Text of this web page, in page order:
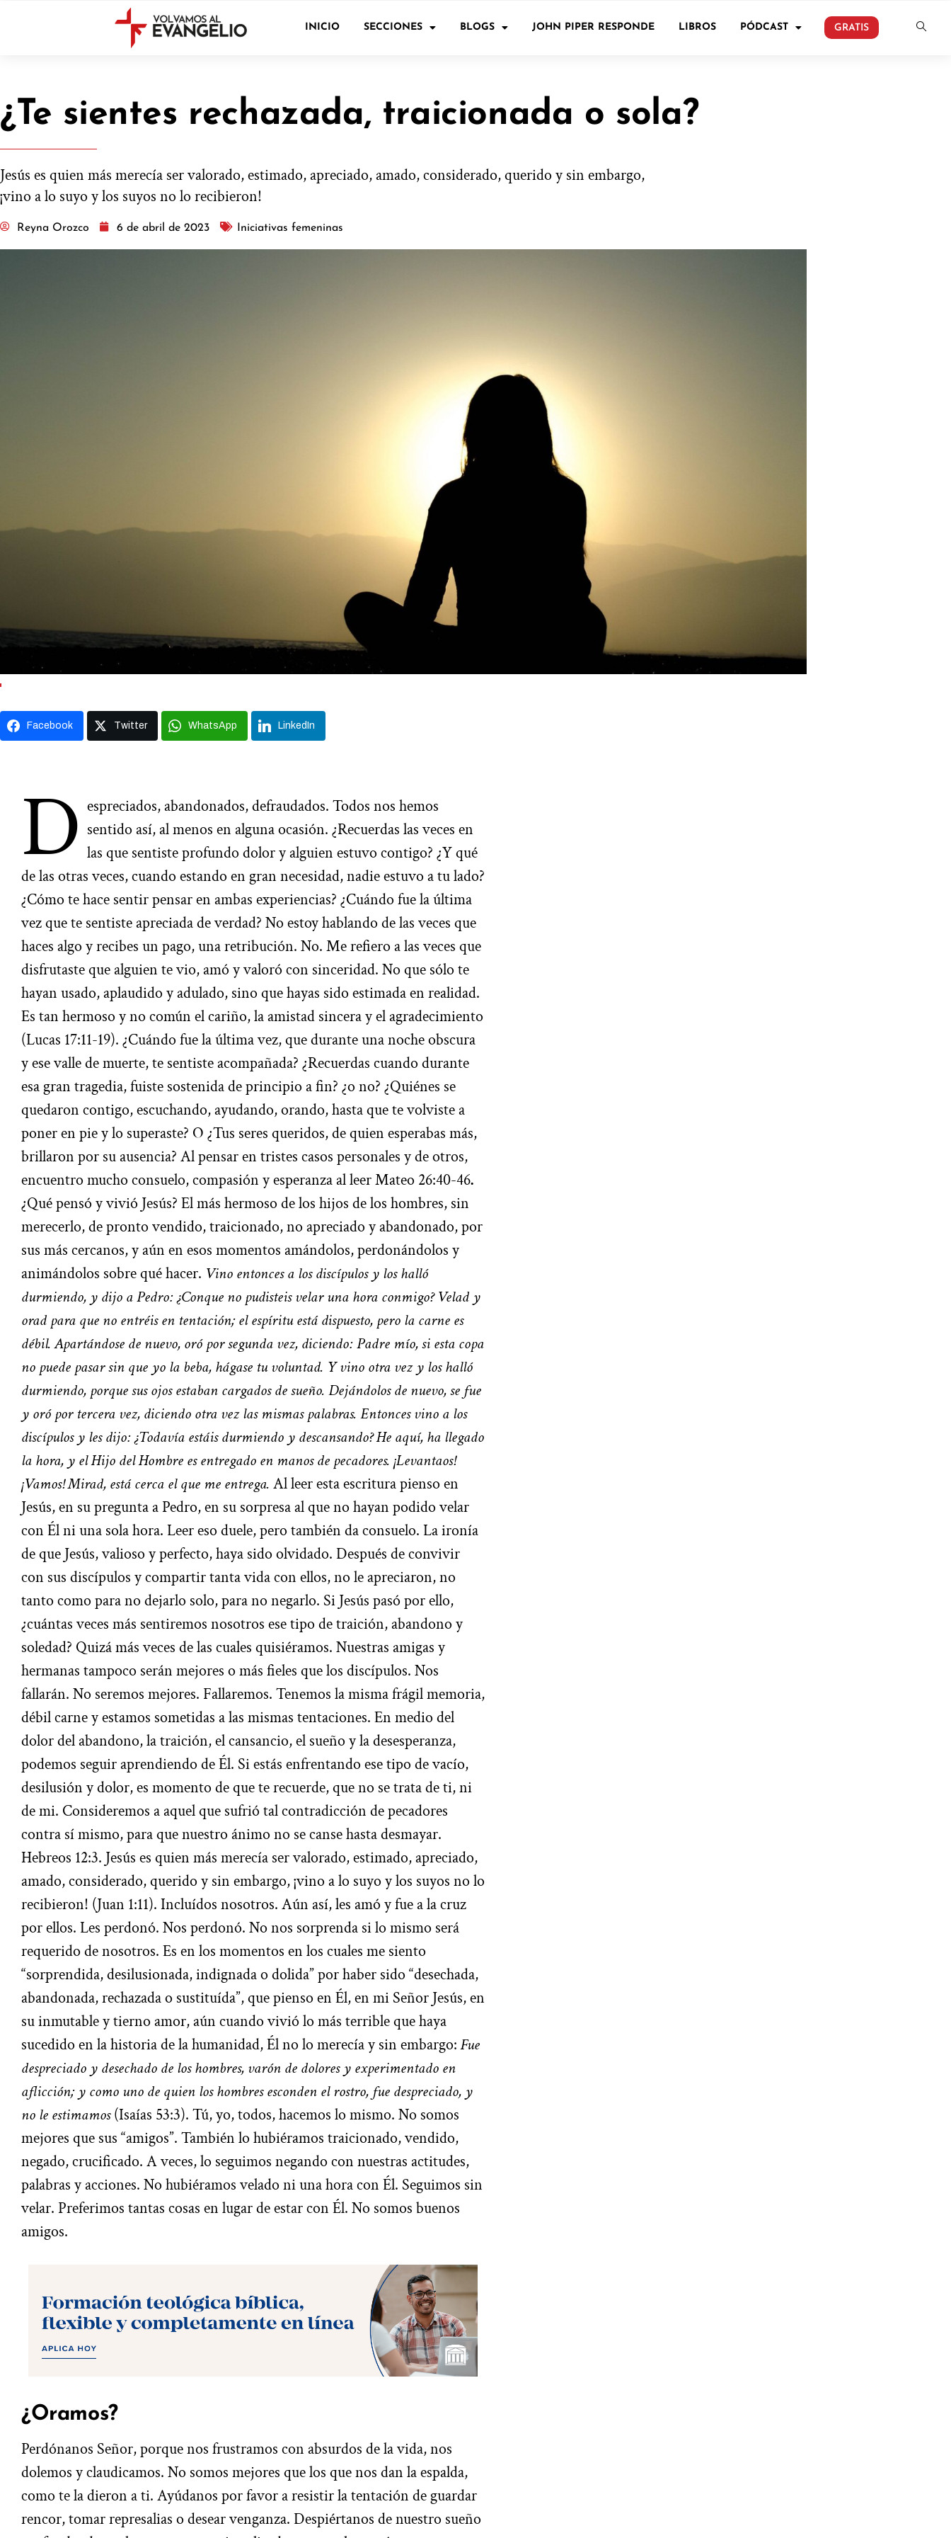
INICIO SECCIONES BLOGS JOHN PIPER RESPONDE LIBROS PÓDCAST GRATIS
¿Te sientes rechazada, traicionada o sola?
Jesús es quien más merecía ser valorado, estimado, apreciado, amado, considerado, querido y sin embargo,
¡vino a lo suyo y los suyos no lo recibieron!
Reyna Orozco 6 de abril de 2023 Iniciativas femeninas
Facebook Twitter WhatsApp LinkedIn
D espreciados, abandonados, defraudados. Todos nos hemos
sentido así, al menos en alguna ocasión. ¿Recuerdas las veces en
las que sentiste profundo dolor y alguien estuvo contigo? ¿Y qué
de las otras veces, cuando estando en gran necesidad, nadie estuvo a tu lado?
¿Cómo te hace sentir pensar en ambas experiencias? ¿Cuándo fue la última
vez que te sentiste apreciada de verdad? No estoy hablando de las veces que
haces algo y recibes un pago, una retribución. No. Me refiero a las veces que
disfrutaste que alguien te vio, amó y valoró con sinceridad. No que sólo te
hayan usado, aplaudido y adulado, sino que hayas sido estimada en realidad.
Es tan hermoso y no común el cariño, la amistad sincera y el agradecimiento
(Lucas 17:11-19). ¿Cuándo fue la última vez, que durante una noche obscura
y ese valle de muerte, te sentiste acompañada? ¿Recuerdas cuando durante
esa gran tragedia, fuiste sostenida de principio a fin? ¿o no? ¿Quiénes se
quedaron contigo, escuchando, ayudando, orando, hasta que te volviste a
poner en pie y lo superaste? O ¿Tus seres queridos, de quien esperabas más,
brillaron por su ausencia? Al pensar en tristes casos personales y de otros,
encuentro mucho consuelo, compasión y esperanza al leer Mateo 26:40-46.
¿Qué pensó y vivió Jesús? El más hermoso de los hijos de los hombres, sin
merecerlo, de pronto vendido, traicionado, no apreciado y abandonado, por
sus más cercanos, y aún en esos momentos amándolos, perdonándolos y
animándolos sobre qué hacer. Vino entonces a los discípulos y los halló
durmiendo, y dijo a Pedro: ¿Conque no pudisteis velar una hora conmigo? Velad y
orad para que no entréis en tentación; el espíritu está dispuesto, pero la carne es
débil. Apartándose de nuevo, oró por segunda vez, diciendo: Padre mío, si esta copa
no puede pasar sin que yo la beba, hágase tu voluntad. Y vino otra vez y los halló
durmiendo, porque sus ojos estaban cargados de sueño. Dejándolos de nuevo, se fue
y oró por tercera vez, diciendo otra vez las mismas palabras. Entonces vino a los
discípulos y les dijo: ¿Todavía estáis durmiendo y descansando? He aquí, ha llegado
la hora, y el Hijo del Hombre es entregado en manos de pecadores. ¡Levantaos!
¡Vamos! Mirad, está cerca el que me entrega. Al leer esta escritura pienso en
Jesús, en su pregunta a Pedro, en su sorpresa al que no hayan podido velar
con Él ni una sola hora. Leer eso duele, pero también da consuelo. La ironía
de que Jesús, valioso y perfecto, haya sido olvidado. Después de convivir
con sus discípulos y compartir tanta vida con ellos, no le apreciaron, no
tanto como para no dejarlo solo, para no negarlo. Si Jesús pasó por ello,
¿cuántas veces más sentiremos nosotros ese tipo de traición, abandono y
soledad? Quizá más veces de las cuales quisiéramos. Nuestras amigas y
hermanas tampoco serán mejores o más fieles que los discípulos. Nos
fallarán. No seremos mejores. Fallaremos. Tenemos la misma frágil memoria,
débil carne y estamos sometidas a las mismas tentaciones. En medio del
dolor del abandono, la traición, el cansancio, el sueño y la desesperanza,
podemos seguir aprendiendo de Él. Si estás enfrentando ese tipo de vacío,
desilusión y dolor, es momento de que te recuerde, que no se trata de ti, ni
de mi. Consideremos a aquel que sufrió tal contradicción de pecadores
contra sí mismo, para que nuestro ánimo no se canse hasta desmayar.
Hebreos 12:3. Jesús es quien más merecía ser valorado, estimado, apreciado,
amado, considerado, querido y sin embargo, ¡vino a lo suyo y los suyos no lo
recibieron! (Juan 1:11). Incluídos nosotros. Aún así, les amó y fue a la cruz
por ellos. Les perdonó. Nos perdonó. No nos sorprenda si lo mismo será
requerido de nosotros. Es en los momentos en los cuales me siento
“sorprendida, desilusionada, indignada o dolida” por haber sido “desechada,
abandonada, rechazada o sustituída”, que pienso en Él, en mi Señor Jesús, en
su inmutable y tierno amor, aún cuando vivió lo más terrible que haya
sucedido en la historia de la humanidad, Él no lo merecía y sin embargo:Fue
despreciado y desechado de los hombres, varón de dolores y experimentado en
aflicción; y como uno de quien los hombres esconden el rostro, fue despreciado, y
no le estimamos(Isaías 53:3). Tú, yo, todos, hacemos lo mismo. No somos
mejores que sus “amigos”. También lo hubiéramos traicionado, vendido,
negado, crucificado. A veces, lo seguimos negando con nuestras actitudes,
palabras y acciones. No hubiéramos velado ni una hora con Él. Seguimos sin
velar. Preferimos tantas cosas en lugar de estar con Él. No somos buenos
amigos.
¿Oramos?
Perdónanos Señor, porque nos frustramos con absurdos de la vida, nos
dolemos y claudicamos. No somos mejores que los que nos dan la espalda,
como te la dieron a ti. Ayúdanos por favor a resistir la tentación de guardar
rencor, tomar represalias o desear venganza. Despiértanos de nuestro sueño